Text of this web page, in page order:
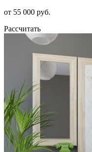
от 55 000 руб.
Рассчитать